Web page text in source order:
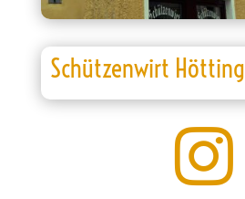
Schützenwirt Hötting
